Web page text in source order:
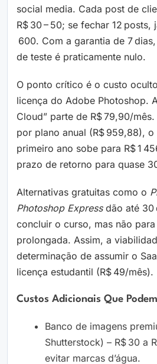
social media. Cada post de
R$ 30 – 50; se fechar 12 posts,
600. Com a garantia de 7
de teste é praticamente nulo.
O ponto crítico é o custo
licença do Adobe Photoshop.
Cloud” parte de R$ 79,90/
por plano anual (R$ 959,88),
primeiro ano sobe para R$ 1
prazo de retorno para quase
Alternativas gratuitas como o
Photoshop Expressdão até 30
concluir o curso, mas não
prolongada. Assim, a
determinação de assumir o
licença estudantil (R$ 49/mês).
Custos Adicionais Que
Banco de imagens
Shutterstock) – R$ 30 a
evitar marcas d’água.